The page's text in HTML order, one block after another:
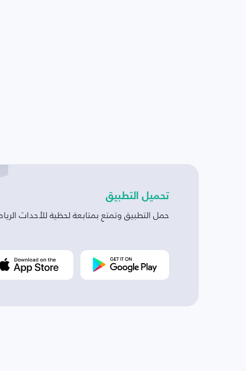
تحميل التطبيق
حمل التطبيق وتمتع بمتابعة لحظية للأحداث